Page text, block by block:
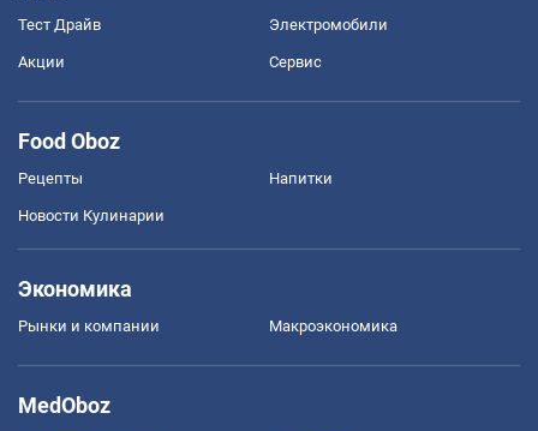
Тест Драйв Электромобили
Акции Сервис
Food Oboz
Рецепты Напитки
Новости Кулинарии
Экономика
Рынки и компании Mакроэкономика
MedOboz